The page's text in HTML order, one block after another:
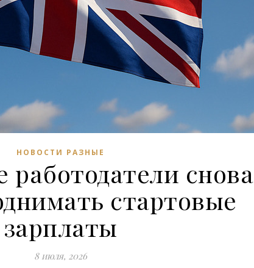
НОВОСТИ РАЗНЫЕ
работодатели снова
стартовые
зарплаты
8 июля, 2026